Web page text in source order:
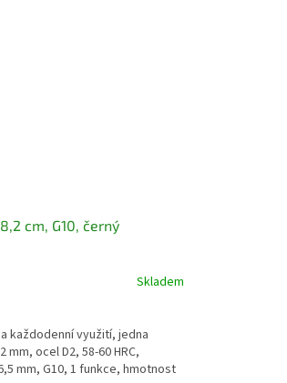
cm, G10, černý
Skladem
každodenní využití, jedna
ocel D2, 58-60 HRC,
mm, G10, 1 funkce, hmotnost